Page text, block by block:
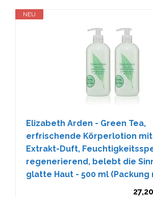
NEU
Elizabeth Arden - Green Tea,
erfrischende Körperlotion
Extrakt-Duft,
regenerierend, belebt die
glatte Haut - 500 ml (Packung